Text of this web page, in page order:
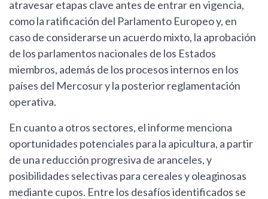
atravesar etapas clave antes de entrar en vigencia,
como la ratificación del Parlamento Europeo y, en
caso de considerarse un acuerdo mixto, la aprobación
de los parlamentos nacionales de los Estados
miembros, además de los procesos internos en los
países del Mercosur y la posterior reglamentación
operativa.
En cuanto a otros sectores, el informe menciona
oportunidades potenciales para la apicultura, a partir
de una reducción progresiva de aranceles, y
posibilidades selectivas para cereales y oleaginosas
mediante cupos. Entre los desafíos identificados se